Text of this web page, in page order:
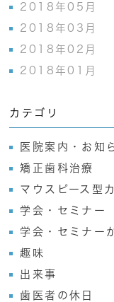
2018年05月
2018年03月
2018年02月
2018年01月
カテゴリ
医院案内・お知
矯正歯科治療
マウスピース型
学会・セミナー
学会・セミナー
趣味
出来事
歯医者の休日